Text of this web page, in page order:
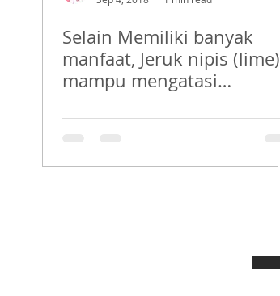
Selain Memiliki banyak
manfaat, Jeruk nipis (lime)
mampu mengatasi